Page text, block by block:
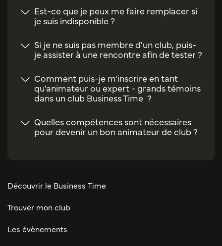
Est-ce que je peux me faire remplacer si
je suis indisponible ?
Si je ne suis pas membre d'un club, puis-
je assister à une rencontre afin de tester ?
Comment puis-je m'inscrire en tant
qu'animateur ou expert - grands témoins
dans un club Business Time ?
Quelles compétences sont nécessaires
pour devenir un bon animateur de club ?
Découvrir le Business Time
Trouver mon club
Les évènements